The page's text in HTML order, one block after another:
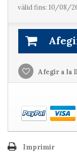
vàlid fins: 10/08/
Afegir a la
Imprimir